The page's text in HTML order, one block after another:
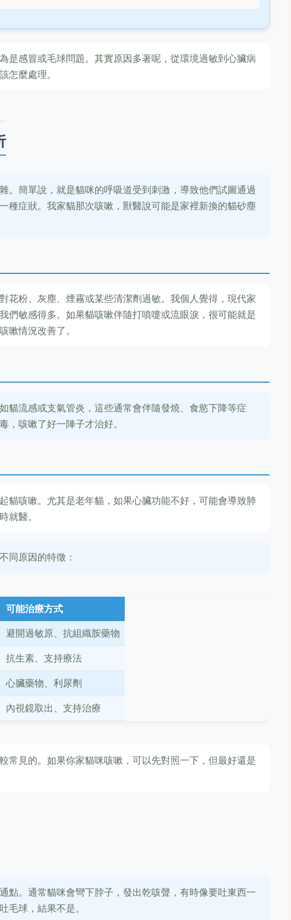
是感冒或毛球問題。其實原因多著呢，從環境過敏到心臟病
怎麼處理。
。簡單說，就是貓咪的呼吸道受到刺激，導致他們試圖通過
種症狀。我家貓那次咳嗽，獸醫說可能是家裡新換的貓砂塵
花粉、灰塵、煙霧或某些清潔劑過敏。我個人覺得，現代家
們敏感得多。如果貓咳嗽伴隨打噴嚏或流眼淚，很可能就是
嗽情況改善了。
貓流感或支氣管炎，這些通常會伴隨發燒、食慾下降等症
，咳嗽了好一陣子才治好。
貓咳嗽。尤其是老年貓，如果心臟功能不好，可能會導致肺
就醫。
同原因的特徵：
可能治療方式
避開過敏原、抗組織胺藥物
抗生素、支持療法
心臟藥物、利尿劑
內視鏡取出、支持治療
常見的。如果你家貓咪咳嗽，可以先對照一下，但最好還是
點。通常貓咪會彎下脖子，發出乾咳聲，有時像要吐東西一
毛球，結果不是。